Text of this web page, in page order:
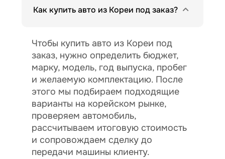
Как купить авто из Кореи под заказ?
Чтобы купить авто из Кореи под
заказ, нужно определить бюджет,
марку, модель, год выпуска, пробег
и желаемую комплектацию. После
этого мы подбираем подходящие
варианты на корейском рынке,
проверяем автомобиль,
рассчитываем итоговую стоимость
и сопровождаем сделку до
передачи машины клиенту.